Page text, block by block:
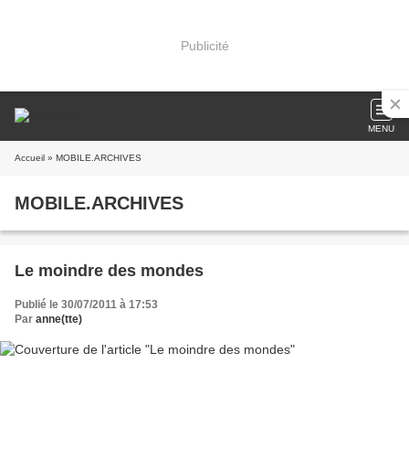
Publicité
MENU
Accueil » MOBILE.ARCHIVES
MOBILE.ARCHIVES
Le moindre des mondes
Publié le 30/07/2011 à 17:53
Par anne(tte)